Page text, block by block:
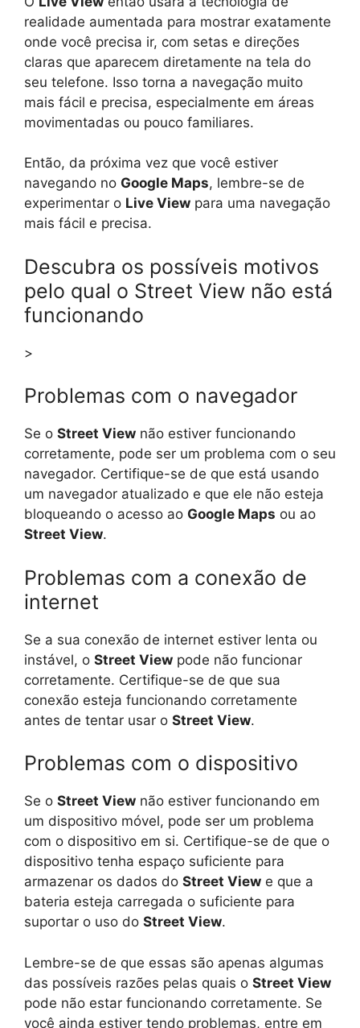
realidade aumentada para mostrar exatamente
onde você precisa ir, com setas e direções
claras que aparecem diretamente na tela do
seu telefone. Isso torna a navegação muito
mais fácil e precisa, especialmente em áreas
movimentadas ou pouco familiares.
Então, da próxima vez que você estiver
navegando no Google Maps, lembre-se de
experimentar o Live View para uma navegação
mais fácil e precisa.
Descubra os possíveis motivos
pelo qual o Street View não está
funcionando
>
Problemas com o navegador
Se o Street View não estiver funcionando
corretamente, pode ser um problema com o seu
navegador. Certifique-se de que está usando
um navegador atualizado e que ele não esteja
bloqueando o acesso ao Google Maps ou ao
Street View.
Problemas com a conexão de
internet
Se a sua conexão de internet estiver lenta ou
instável, o Street View pode não funcionar
corretamente. Certifique-se de que sua
conexão esteja funcionando corretamente
antes de tentar usar o Street View.
Problemas com o dispositivo
Se o Street View não estiver funcionando em
um dispositivo móvel, pode ser um problema
com o dispositivo em si. Certifique-se de que o
dispositivo tenha espaço suficiente para
armazenar os dados do Street View e que a
bateria esteja carregada o suficiente para
suportar o uso do Street View.
Lembre-se de que essas são apenas algumas
das possíveis razões pelas quais o Street View
pode não estar funcionando corretamente. Se
você ainda estiver tendo problemas, entre em